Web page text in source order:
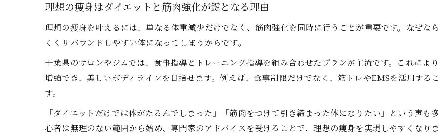
千葉で理想の筋肉美を叶えるサロン比較法
痩身と筋肉強化を両立できるサロン選択のコツ
痩せたいならエステとジムの違いを徹底比較
痩身にはエステとジムどちらが効果的か徹底解説
ダイエット・筋肉重視で選ぶ痩身エステとジムの違
エステとジムの痩身サポート内容を比較検証
効率よく痩身を目指すならエステとジムどちらが最
理想の痩身はダイエットと筋肉強化が鍵となる理由
理想の痩身を叶えるには、単なる体重減少だけでなく、筋肉強化を同時に行うことが重要です。なぜな
くくリバウンドしやすい体になってしまうからです。
千葉県のサロンやジムでは、食事指導とトレーニング指導を組み合わせたプランが主流です。これによ
増強でき、美しいボディラインを目指せます。例えば、食事制限だけでなく、筋トレやEMSを活用す
す。
「ダイエットだけでは体がたるんでしまった」「筋肉をつけて引き締まった体になりたい」という声
心者は無理のない範囲から始め、専門家のアドバイスを受けることで、理想の痩身を実現しやすくなり